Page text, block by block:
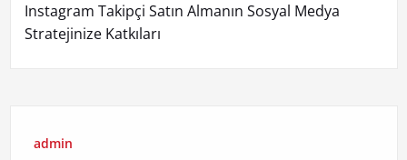
Instagram Takipçi Satın Almanın Sosyal Medya
Stratejinize Katkıları
admin